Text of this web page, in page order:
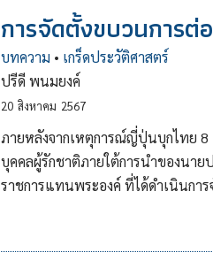
การจัดตั้งขบวนการ
บทความ • เกร็ดประวัติศาสตร์
ปรีดี พนมยงค์
20 สิงหาคม 2567
ภายหลังจากเหตุการณ์ญี่ปุ่นบุกไทย 8
บุคคลผู้รักชาติภายใต้การนำของนา
ราชการแทนพระองค์ ที่ได้ดำเนินกา